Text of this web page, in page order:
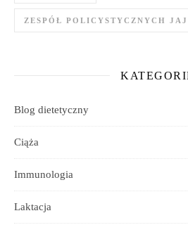
ZESPÓŁ POLICYSTYCZNYCH
Blog dietetyczny
Ciąża
Immunologia
Laktacja